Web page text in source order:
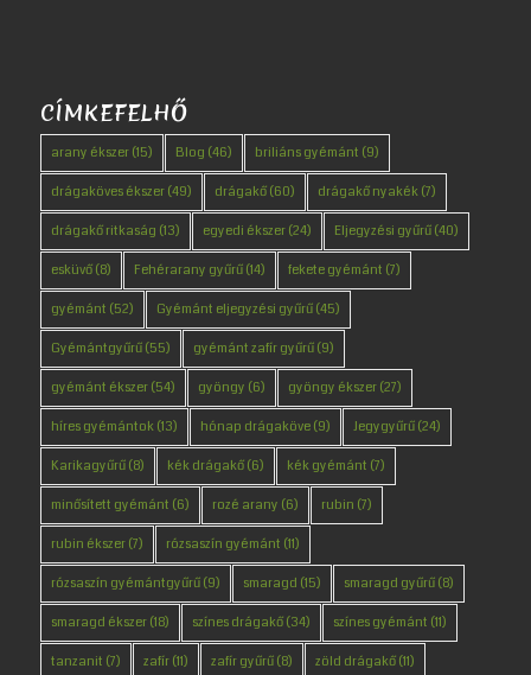
CÍMKEFELHŐ
arany ékszer(15) Blog (46) briliáns gyémánt (9)
drágaköves ékszer(49) drágakő(60) drágakő nyakék(7)
drágakő ritkaság (13) egyedi ékszer(24) Eljegyzési gyűrű(40)
esküvő(8) Fehérarany gyűrű(14) fekete gyémánt (7)
gyémánt (52) Gyémánt eljegyzési gyűrű(45)
Gyémántgyűrű(55) gyémánt zafír gyűrű(9)
gyémánt ékszer(54) gyöngy (6) gyöngy ékszer(27)
híres gyémántok(13) hónap drágaköve(9) Jegygyűrű(24)
Karikagyűrű(8) kék drágakő(6) kék gyémánt (7)
minősített gyémánt (6) rozé arany (6) rubin (7)
rubin ékszer(7) rózsaszín gyémánt (11)
rózsaszín gyémántgyűrű(9) smaragd (15) smaragd gyűrű(8)
smaragd ékszer(18) színes drágakő(34) színes gyémánt (11)
tanzanit (7) zafír(11) zafír gyűrű(8) zöld drágakő(11)